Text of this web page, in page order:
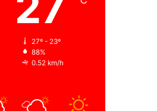
27º - 23º
88%
0.52 km/h